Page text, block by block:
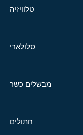
טלוויזיה
סלולארי
מבשלים כשר
חתולים